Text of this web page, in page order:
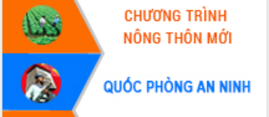
sầu riêng tại Đắk Lắk
Trình diễn nghệ thuật chế biến các
món ăn từ sầu riêng
Đắk Lắk công bố Quy hoạch và xúc
tiến đầu tư tỉnh
Ngành cá ngừ Đắk Lắk chủ động thích
ứng để giữ vững thị trường xuất khẩu
Diễn đàn Kinh tế tư nhân Việt Nam đột
phá cơ chế - Hợp tác công tư